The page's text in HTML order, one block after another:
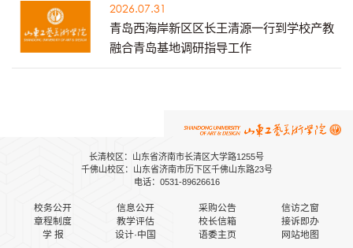
2026.07.31
青岛西海岸新区区长王清源一行到学校产教
融合青岛基地调研指导工作
长清校区：山东省济南市长清区大学路1255号
千佛山校区：山东省济南市历下区千佛山东路23号
电话：0531-89626616
校务公开 信息公开 采购公告
信访之窗
章程制度
教学评估 校长信箱
接诉即办
学 报
设计·中国 语委主页 网站地图